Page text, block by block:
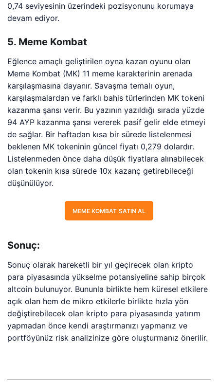
0,74 seviyesinin üzerindeki pozisyonunu korumaya
devam ediyor.
5. Meme Kombat
Eğlence amaçlı geliştirilen oyna kazan oyunu olan
Meme Kombat (MK) 11 meme karakterinin arenada
karşılaşmasına dayanır. Savaşma temalı oyun,
karşılaşmalardan ve farklı bahis türlerinden MK tokeni
kazanma şansı verir. Bu yazının yazıldığı sırada yüzde
94 AYP kazanma şansı vererek pasif gelir elde etmeyi
de sağlar. Bir haftadan kısa bir sürede listelenmesi
beklenen MK tokeninin güncel fiyatı 0,279 dolardır.
Listelenmeden önce daha düşük fiyatlara alınabilecek
olan tokenin kısa sürede 10x kazanç getirebileceği
düşünülüyor.
MEME KOMBAT SATIN AL
Sonuç:
Sonuç olarak hareketli bir yıl geçirecek olan kripto
para piyasasında yükselme potansiyeline sahip birçok
altcoin bulunuyor. Bununla birlikte hem küresel etkilere
açık olan hem de mikro etkilerle birlikte hızla yön
değiştirebilecek olan kripto para piyasasında yatırım
yapmadan önce kendi araştırmanızı yapmanız ve
portföyünüz risk analizinize göre oluşturmanız önerilir.